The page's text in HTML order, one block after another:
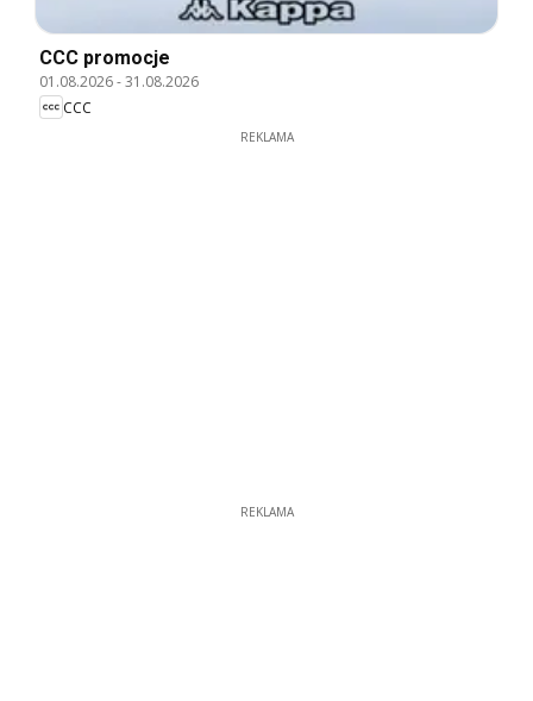
CCC promocje
01.08.2026-31.08.2026
CCC
REKLAMA
REKLAMA